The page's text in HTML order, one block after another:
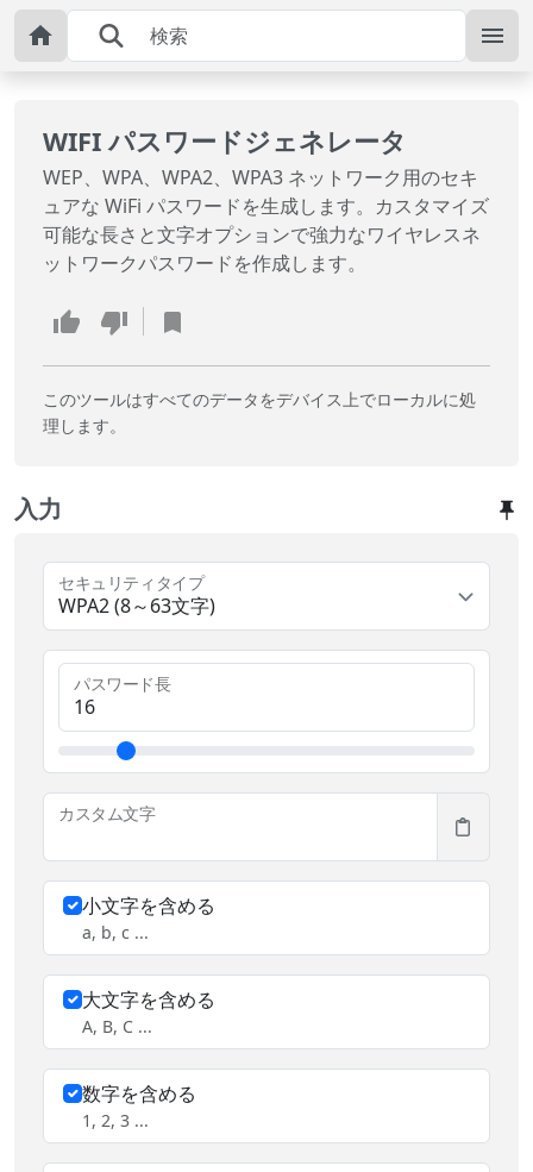
WIFI パスワードジェネレータ
WEP、WPA、WPA2、WPA3 ネットワーク用のセキ
ュアな WiFi パスワードを生成します。カスタマイズ
可能な長さと文字オプションで強力なワイヤレスネ
ットワークパスワードを作成します。
このツールはすべてのデータをデバイス上でローカルに処
理します。
入力
WPA2 (8～63文字)
セキュリティタイプ
パスワード長
カスタム文字
小文字を含める
a, b, c ...
大文字を含める
A, B, C ...
数字を含める
1, 2, 3 ...